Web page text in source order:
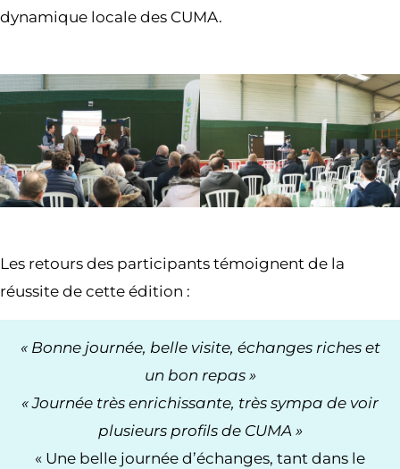
dynamique locale des CUMA.
Les retours des participants témoignent de la
réussite de cette édition :
« Bonne journée, belle visite, échanges riches et
un bon repas »
« Journée très enrichissante, très sympa de voir
plusieurs profils de CUMA »
« Une belle journée d’échanges, tant dans le